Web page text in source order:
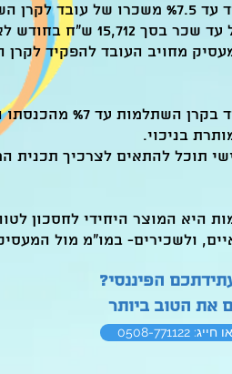
מותרת בניכוי.
כהכנסה חייבת במס בידי העובד.
העובד להפקיד לקרן ההשתלמות סכום בשיעור
או מתקרת הכנסה בסך 215,000 ש"ח, הנמוך ביניהם.
תוכל להתאים לצרכיך תכנית
היא המוצר היחידי לחסכון
ולשכירים- במו"מ מול
הפיננסי?
את הטוב ביותר
771122